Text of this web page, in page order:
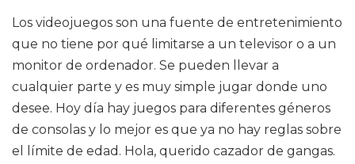
Los videojuegos son una fuente de entretenimiento
que no tiene por qué limitarse a un televisor o a un
monitor de ordenador. Se pueden llevar a
cualquier parte y es muy simple jugar donde uno
desee. Hoy día hay juegos para diferentes géneros
de consolas y lo mejor es que ya no hay reglas sobre
el límite de edad. Hola, querido cazador de gangas.